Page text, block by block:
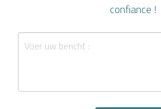
confiance !